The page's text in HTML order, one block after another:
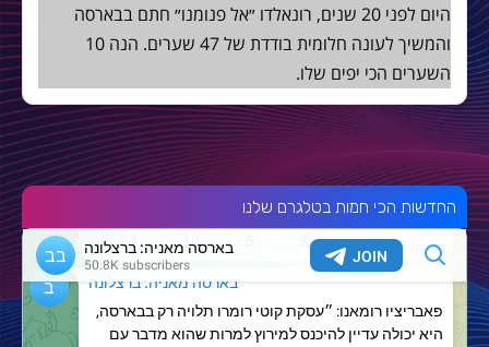
היום לפני 20 שנים, רונאלדו ״אל פנומנו״ חתם בבארסה
והמשיך לעונה חלומית בודדת של 47 שערים. הנה 10
השערים הכי יפים שלו.
החדשות הכי חמות בטלגרם שלנו